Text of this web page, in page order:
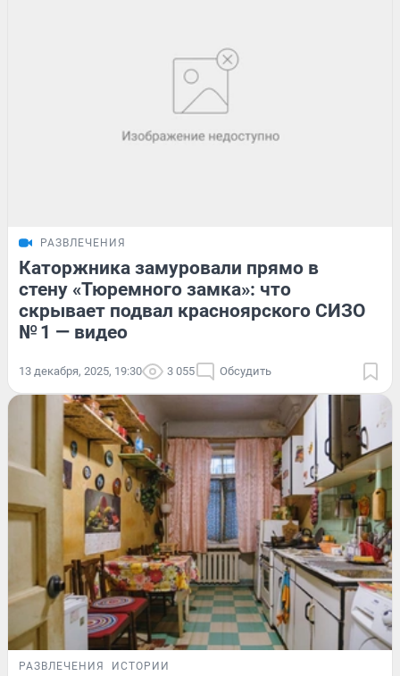
РАЗВЛЕЧЕНИЯ
Каторжника замуровали прямо в
стену «Тюремного замка»: что
скрывает подвал красноярского СИЗО
№ 1 — видео
13 декабря, 2025, 19:30 3 055 Обсудить
РАЗВЛЕЧЕНИЯ ИСТОРИИ